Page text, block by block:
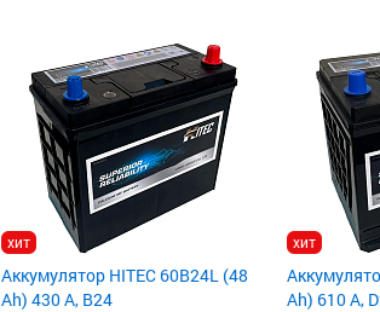
хит
Аккумулятор HITEC 60B24L (48
Ah) 430 А, B24
хит
Ah) 610 А,